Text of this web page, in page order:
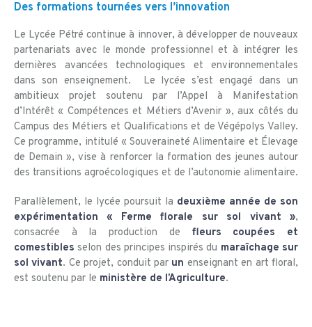
Des formations tournées vers l’innovation
Le Lycée Pétré continue à innover, à développer de nouveaux
partenariats avec le monde professionnel et à intégrer les
dernières avancées technologiques et environnementales
dans son enseignement. Le lycée s’est engagé dans un
ambitieux projet soutenu par l’Appel à Manifestation
d’Intérêt « Compétences et Métiers d’Avenir », aux côtés du
Campus des Métiers et Qualifications et de Végépolys Valley.
Ce programme, intitulé « Souveraineté Alimentaire et Élevage
de Demain », vise à renforcer la formation des jeunes autour
des transitions agroécologiques et de l’autonomie alimentaire.
Parallèlement, le lycée poursuit la deuxième année de son
expérimentation « Ferme florale sur sol vivant »,
consacrée à la production de
fleurs coupées et
comestibles selon des principes inspirés du maraîchage sur
sol vivant. Ce projet, conduit par un enseignant en art floral,
est soutenu par le ministère de l’Agriculture.